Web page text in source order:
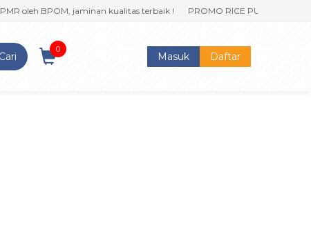
oleh BPOM, jaminan kualitas terbaik ! PROMO RICE PUFF klik
Cari
0
Masuk Daftar